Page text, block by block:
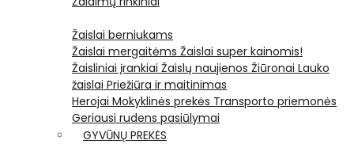
Žaislai berniukams
Žaislai mergaitėms Žaislai super kainomis!
Žaisliniai įrankiai Žaislų naujienos Žiūronai Lauko
žaislai Priežiūra ir maitinimas
Herojai Mokyklinės prekės Transporto priemonės
Geriausi rudens pasiūlymai
GYVŪNŲ PREKĖS